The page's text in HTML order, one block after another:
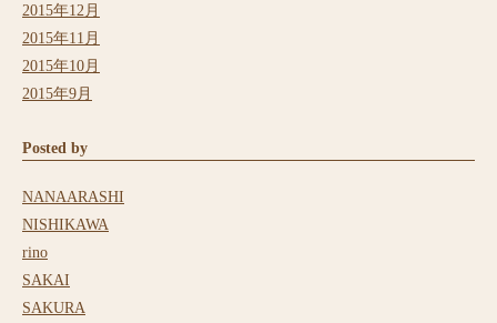
2015年12月
2015年11月
2015年10月
2015年9月
Posted by
NANAARASHI
NISHIKAWA
rino
SAKAI
SAKURA